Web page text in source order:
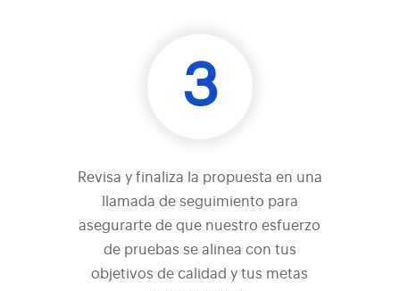
3
Revisa y finaliza la propuesta en una
llamada de seguimiento para
asegurarte de que nuestro esfuerzo
de pruebas se alinea con tus
objetivos de calidad y tus metas